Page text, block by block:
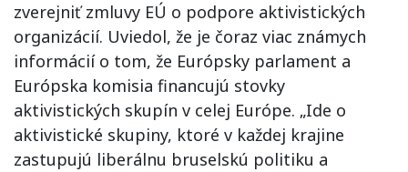
zverejniť zmluvy EÚ o podpore aktivistických
organizácií. Uviedol, že je čoraz viac známych
informácií o tom, že Európsky parlament a
Európska komisia financujú stovky
aktivistických skupín v celej Európe. „Ide o
aktivistické skupiny, ktoré v každej krajine
zastupujú liberálnu bruselskú politiku a